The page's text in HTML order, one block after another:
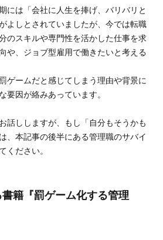
には「会社に人生を捧げ、バリバリと
よしとされていましたが、今では転職
のスキルや専門性を活かした仕事を求
や、ジョブ型雇用で働きたいと考える
ゲームだと感じてしまう理由や背景に
要因が絡みあっています。
話ししますが、もし「自分もそうかも
、本記事の後半にある管理職のサバイ
ください。
籍『罰ゲーム化する管理